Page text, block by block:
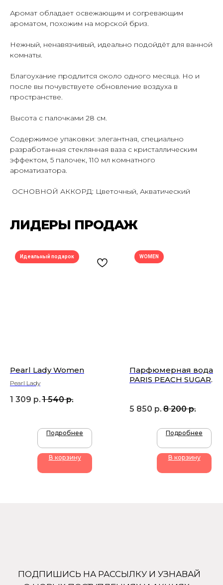
Аромат обладает освежающим и согревающим
ароматом, похожим на морской бриз.
Нежный, ненавязчивый, идеально подойдёт для ванной
комнаты.
Благоухание продлится около одного месяца. Но и
после вы почувствуете обновление воздуха в
пространстве.
Высота с палочками 28 см.
Содержимое упаковки: элегантная, специально
разработанная стеклянная ваза с кристаллическим
эффектом, 5 палочек, 110 мл комнатного
ароматизатора.
ОСНОВНОЙ АККОРД: Цветочный, Акватический
ЛИДЕРЫ ПРОДАЖ
Идеальный подарок
Pearl Lady Women
Pearl Lady
1 309 р. 1 540 р.
Подробнее
В корзину
WOMEN
Парфюмерная вода
PARIS PEACH SUGAR
5 850 р. 8 200 р.
Подробнее
В корзину
ПОДПИШИСЬ НА РАССЫЛКУ И УЗНАВАЙ
О НОВЫХ ПОСТУПЛЕНИЯХ И АКЦИЯХ —
Для дома Дополнительно
zakaz@uso-shop.ru
+7 (905) 761-40-03